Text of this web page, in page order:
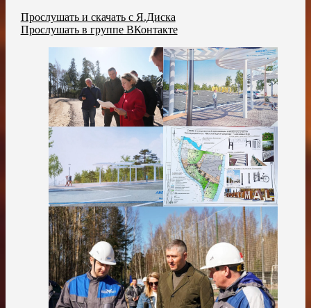
Прослушать и скачать с Я.Диска
Прослушать в группе ВКонтакте